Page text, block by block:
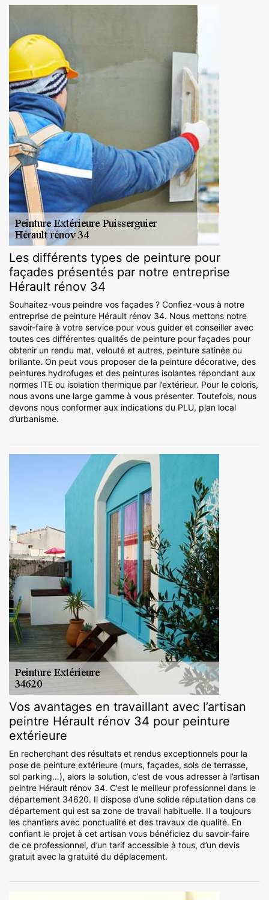
Les différents types de peinture pour
façades présentés par notre entreprise
Hérault rénov 34
Souhaitez-vous peindre vos façades ? Confiez-vous à notre
entreprise de peinture Hérault rénov 34. Nous mettons notre
savoir-faire à votre service pour vous guider et conseiller avec
toutes ces différentes qualités de peinture pour façades pour
obtenir un rendu mat, velouté et autres, peinture satinée ou
brillante. On peut vous proposer de la peinture décorative, des
peintures hydrofuges et des peintures isolantes répondant aux
normes ITE ou isolation thermique par l’extérieur. Pour le coloris,
nous avons une large gamme à vous présenter. Toutefois, nous
devons nous conformer aux indications du PLU, plan local
d’urbanisme.
Vos avantages en travaillant avec l’artisan
peintre Hérault rénov 34 pour peinture
extérieure
En recherchant des résultats et rendus exceptionnels pour la
pose de peinture extérieure (murs, façades, sols de terrasse,
sol parking…), alors la solution, c’est de vous adresser à l’artisan
peintre Hérault rénov 34. C’est le meilleur professionnel dans le
département 34620. Il dispose d’une solide réputation dans ce
département qui est sa zone de travail habituelle. Il a toujours
les chantiers avec ponctualité et des travaux de qualité. En
confiant le projet à cet artisan vous bénéficiez du savoir-faire
de ce professionnel, d’un tarif accessible à tous, d’un devis
gratuit avec la gratuité du déplacement.